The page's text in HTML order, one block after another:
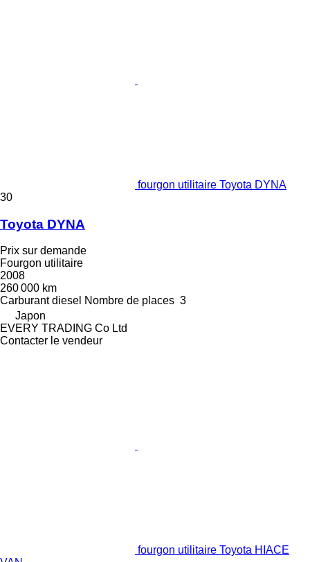
fourgon utilitaire Toyota DYNA
30
Toyota DYNA
Prix sur demande
Fourgon utilitaire
2008
260 000 km
Carburant diesel Nombre de places 3
Japon
EVERY TRADING Co Ltd
Contacter le vendeur
fourgon utilitaire Toyota HIACE